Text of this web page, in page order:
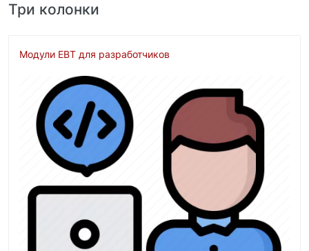
Три колонки
Модули EBT для разработчиков
Изображение